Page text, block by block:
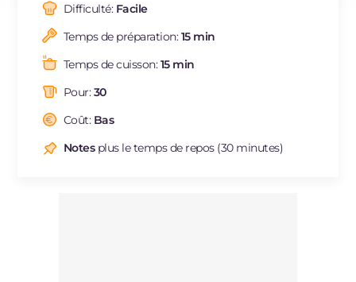
ES
BR
NL
Difficulté: Facile
Temps de préparation:15 min
Temps de cuisson:15 min
Pour:30
Coût: Bas
Notesplus le temps de repos (30 minutes)